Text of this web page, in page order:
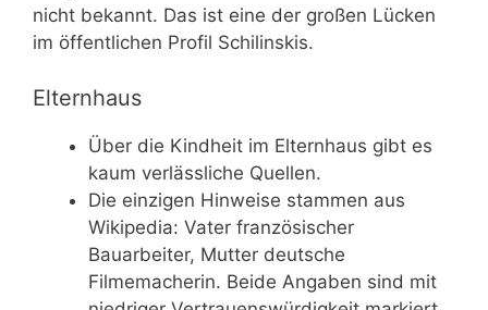
nicht bekannt. Das ist eine der großen Lücken
im öffentlichen Profil Schilinskis.
Elternhaus
Über die Kindheit im Elternhaus gibt es
kaum verlässliche Quellen.
Die einzigen Hinweise stammen aus
Wikipedia: Vater französischer
Bauarbeiter, Mutter deutsche
Filmemacherin. Beide Angaben sind mit